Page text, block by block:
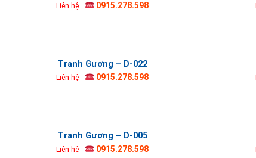
Liên hệ 0915.278.598
Tranh Gương – D-022
Liên hệ 0915.278.598
Tranh Gương – D-005
Liên hệ 0915.278.598